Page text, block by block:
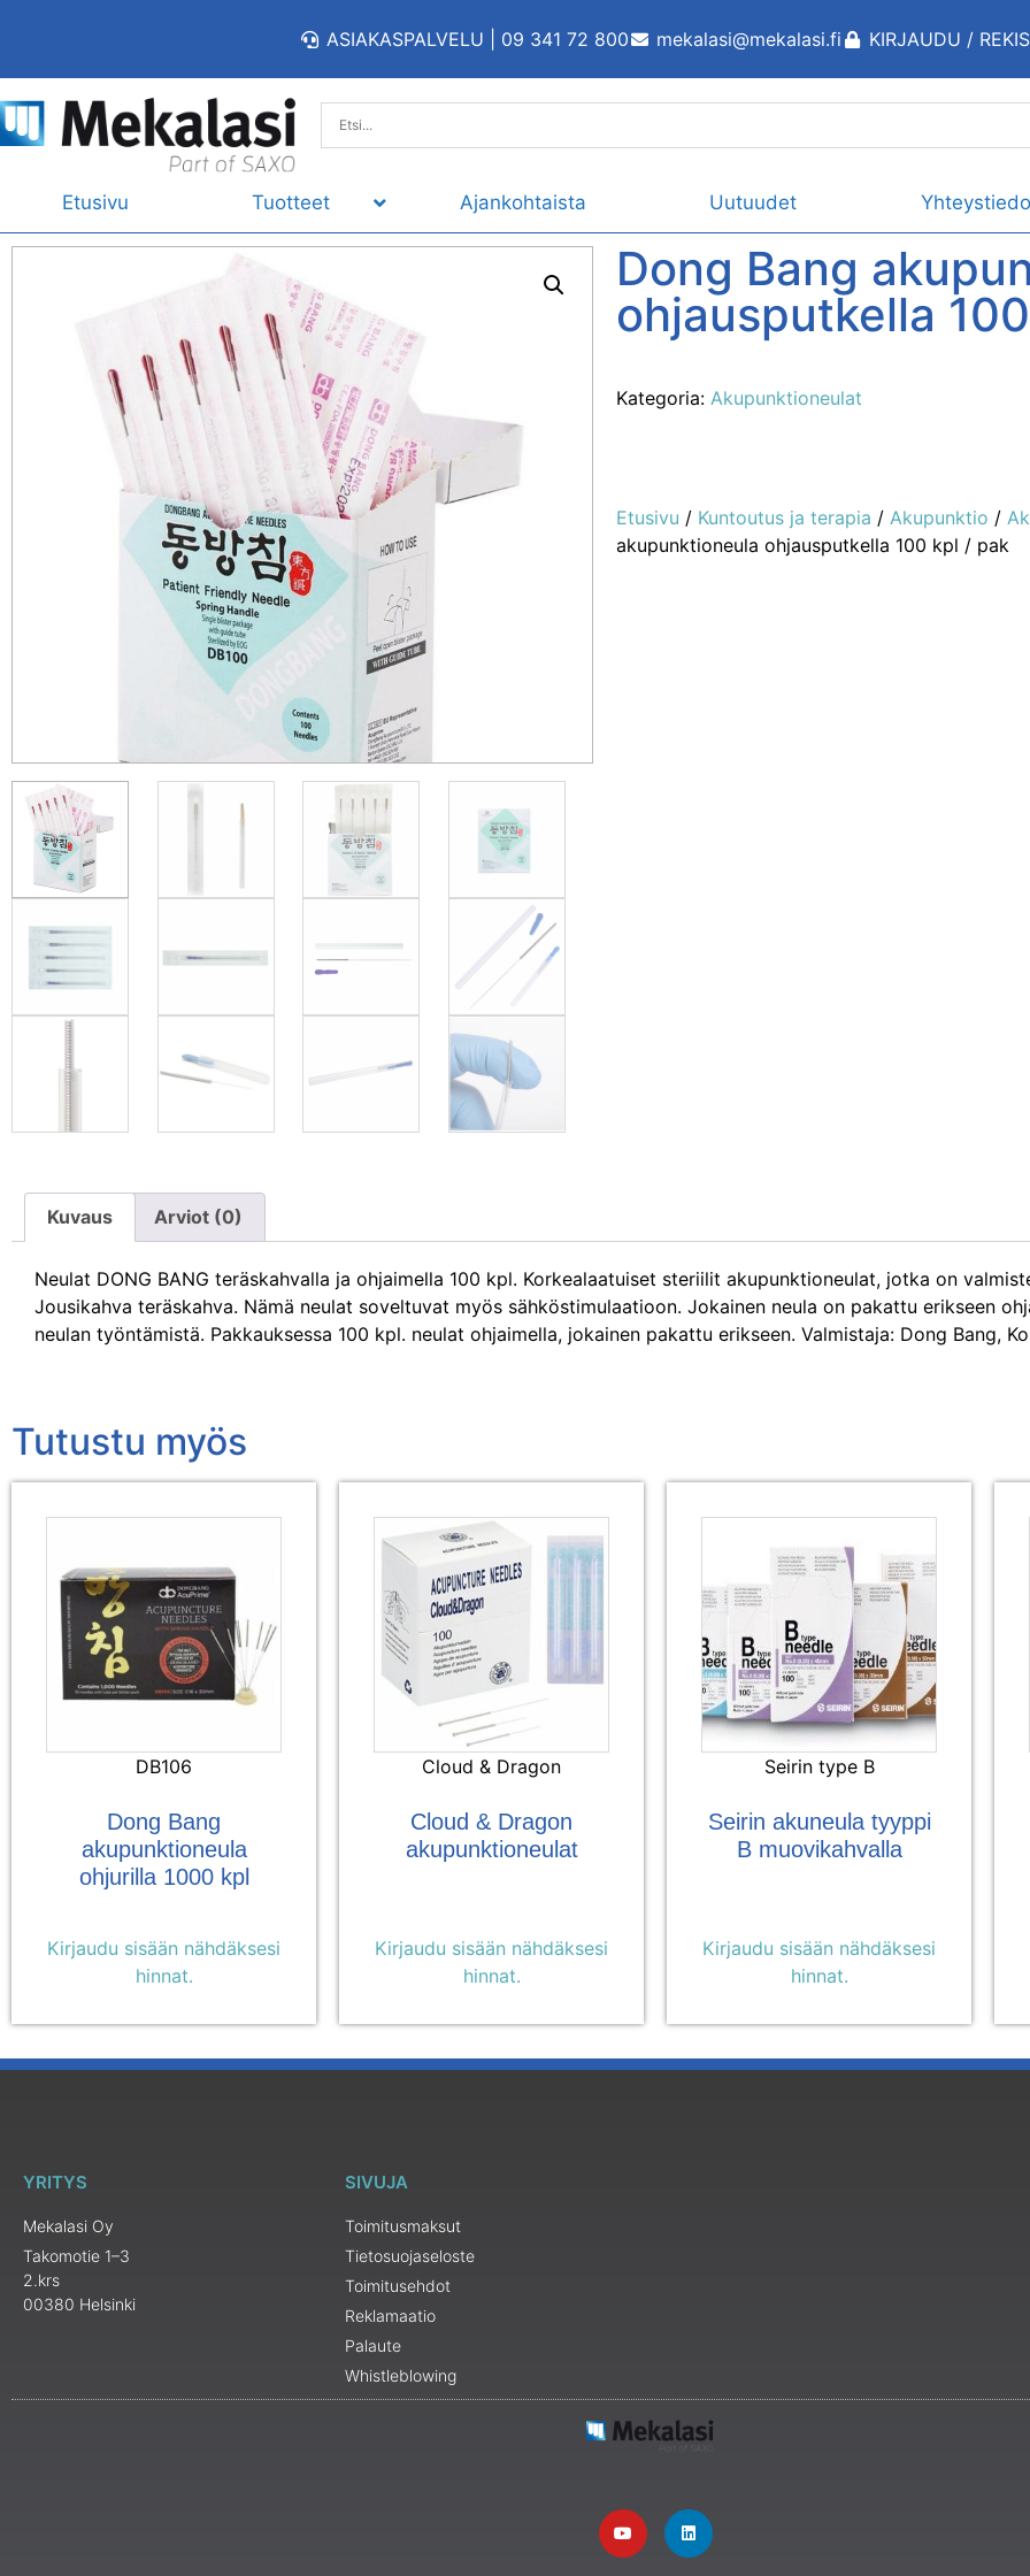
ASIAKASPALVELU | 09 341 72 800 mekalasi@mekalasi.fi KIRJAUDU /
Etusivu Tuotteet Ajankohtaista Uutuudet
Dong Bang
ohjausputkella
Kategoria: Akupunktioneulat
Etusivu / Kuntoutus ja terapia / Akupunktio /
akupunktioneula ohjausputkella 100 kpl / pak
Kuvaus Arviot (0)
Neulat DONG BANG teräskahvalla ja ohjaimella 100 kpl. Korkealaatuiset steriilit akupunktioneulat, jotka on
Jousikahva teräskahva. Nämä neulat soveltuvat myös sähköstimulaatioon. Jokainen neula on pakattu erikseen
neulan työntämistä. Pakkauksessa 100 kpl. neulat ohjaimella, jokainen pakattu erikseen. Valmistaja: Dong Bang,
Tutustu myös
DB106
Dong Bang
akupunktioneula
ohjurilla 1000 kpl
Kirjaudu sisään nähdäksesi
hinnat.
Cloud & Dragon
Cloud & Dragon
akupunktioneulat
Kirjaudu sisään nähdäksesi
hinnat.
Seirin type B
Seirin akuneula tyyppi
B muovikahvalla
Kirjaudu sisään nähdäksesi
hinnat.
YRITYS
Mekalasi Oy
Takomotie 1–3
2.krs
00380 Helsinki
SIVUJA
Toimitusmaksut
Tietosuojaseloste
Toimitusehdot
Reklamaatio
Palaute
Whistleblowing